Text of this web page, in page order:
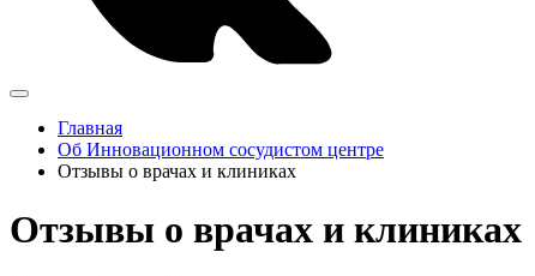
Главная
Об Инновационном сосудистом центре
Отзывы о врачах и клиниках
Отзывы о врачах и клиниках